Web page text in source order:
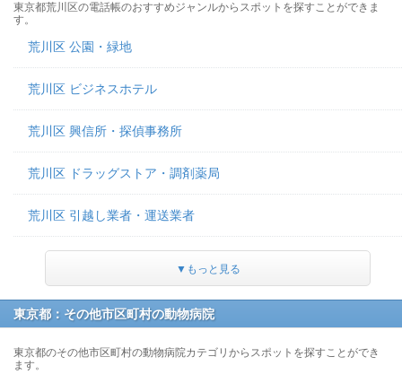
東京都荒川区の電話帳のおすすめジャンルからスポットを探すことができま
す。
荒川区 公園・緑地
荒川区 ビジネスホテル
荒川区 興信所・探偵事務所
荒川区 ドラッグストア・調剤薬局
荒川区 引越し業者・運送業者
▼もっと見る
東京都：その他市区町村の動物病院
東京都のその他市区町村の動物病院カテゴリからスポットを探すことができ
ます。